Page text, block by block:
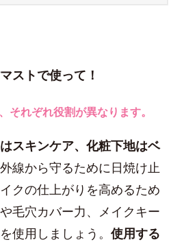
ストで使って！
それぞれ役割が異なります。
スキンケア、化粧下地はベ
線から守るために日焼け止
クの仕上がりを高めるため
毛穴カバー力、メイクキー
使用しましょう。 使用する